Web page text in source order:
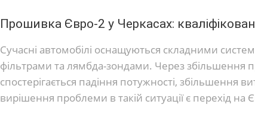
Прошивка Євро-2 у Черкасах:
Сучасні автомобілі оснащуються складними
фільтрами та лямбда-зондами. Через збільшення
спостерігається падіння потужності, збільшення
вирішення проблеми в такій ситуації є перехід на